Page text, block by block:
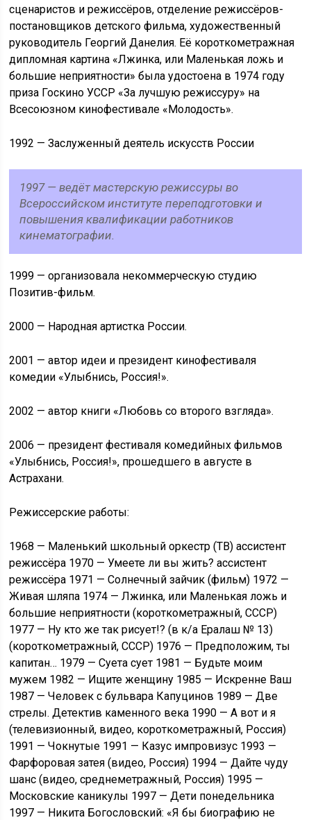
сценаристов и режиссёров, отделение режиссёров-
постановщиков детского фильма, художественный
руководитель Георгий Данелия. Её короткометражная
дипломная картина «Лжинка, или Маленькая ложь и
большие неприятности» была удостоена в 1974 году
приза Госкино УССР «За лучшую режиссуру» на
Всесоюзном кинофестивале «Молодость».
1992 — Заслуженный деятель искусств России
1997 — ведёт мастерскую режиссуры во
Всероссийском институте переподготовки и
повышения квалификации работников
кинематографии.
1999 — организовала некоммерческую студию
Позитив-фильм.
2000 — Народная артистка России.
2001 — автор идеи и президент кинофестиваля
комедии «Улыбнись, Россия!».
2002 — автор книги «Любовь со второго взгляда».
2006 — президент фестиваля комедийных фильмов
«Улыбнись, Россия!», прошедшего в августе в
Астрахани.
Режиссерские работы:
1968 — Маленький школьный оркестр (ТВ) ассистент
режиссёра 1970 — Умеете ли вы жить? ассистент
режиссёра 1971 — Солнечный зайчик (фильм) 1972 —
Живая шляпа 1974 — Лжинка, или Маленькая ложь и
большие неприятности (короткометражный, СССР)
1977 — Ну кто же так рисует!? (в к/а Ералаш № 13)
(короткометражный, СССР) 1976 — Предположим, ты
капитан… 1979 — Суета сует 1981 — Будьте моим
мужем 1982 — Ищите женщину 1985 — Искренне Ваш
1987 — Человек с бульвара Капуцинов 1989 — Две
стрелы. Детектив каменного века 1990 — А вот и я
(телевизионный, видео, короткометражный, Россия)
1991 — Чокнутые 1991 — Казус импровизус 1993 —
Фарфоровая затея (видео, Россия) 1994 — Дайте чуду
шанс (видео, среднеметражный, Россия) 1995 —
Московские каникулы 1997 — Дети понедельника
1997 — Никита Богословский: «Я бы биографию не